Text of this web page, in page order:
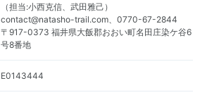
（担当:小西克信、武田雅己）
contact@natasho-trail.com、0770-67-2844
〒917-0373 福井県大飯郡おおい町名田庄染ケ谷6
号8番地
E0143444